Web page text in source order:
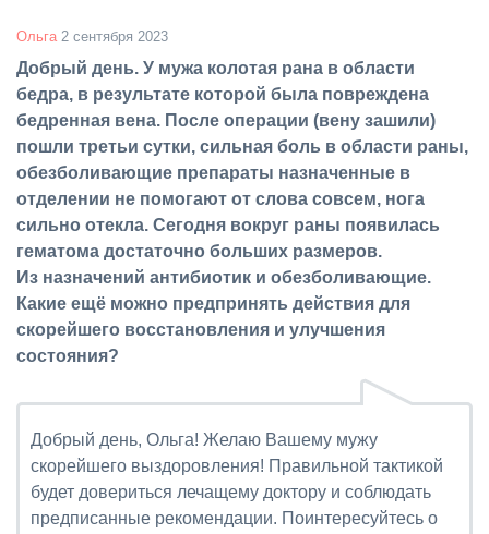
Ольга 2 сентября 2023
Добрый день. У мужа колотая рана в области
бедра, в результате которой была повреждена
бедренная вена. После операции (вену зашили)
пошли третьи сутки, сильная боль в области раны,
обезболивающие препараты назначенные в
отделении не помогают от слова совсем, нога
сильно отекла. Сегодня вокруг раны появилась
гематома достаточно больших размеров.
Из назначений антибиотик и обезболивающие.
Какие ещё можно предпринять действия для
скорейшего восстановления и улучшения
состояния?
Добрый день, Ольга! Желаю Вашему мужу
скорейшего выздоровления! Правильной тактикой
будет довериться лечащему доктору и соблюдать
предписанные рекомендации. Поинтересуйтесь о